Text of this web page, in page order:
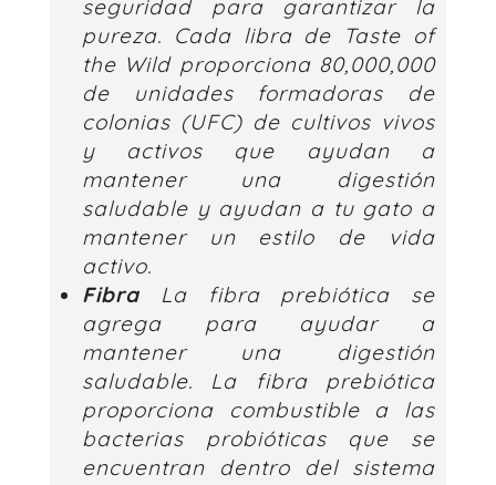
seguridad para garantizar la
pureza. Cada libra de Taste of
the Wild proporciona 80,000,000
de unidades formadoras de
colonias (UFC) de cultivos vivos
y activos que ayudan a
mantener una digestión
saludable y ayudan a tu gato a
mantener un estilo de vida
activo.
Fibra La fibra prebiótica se
agrega para ayudar a
mantener una digestión
saludable. La fibra prebiótica
proporciona combustible a las
bacterias probióticas que se
encuentran dentro del sistema